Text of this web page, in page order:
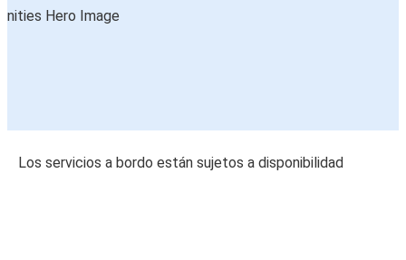
Los servicios a bordo están sujetos a disponibilidad